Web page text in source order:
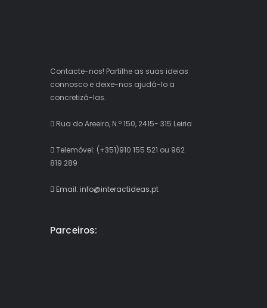
Contacte-nos! Partilhe as suas ideias
connosco e deixe-nos ajudá-lo a
concretizá-las.
Rua do Areeiro, N.º 150, 2415- 315 Leiria
Telemóvel: (+351)910 155 521 ou 962
819 289
Email: info@interactideas.pt
Parceiros: